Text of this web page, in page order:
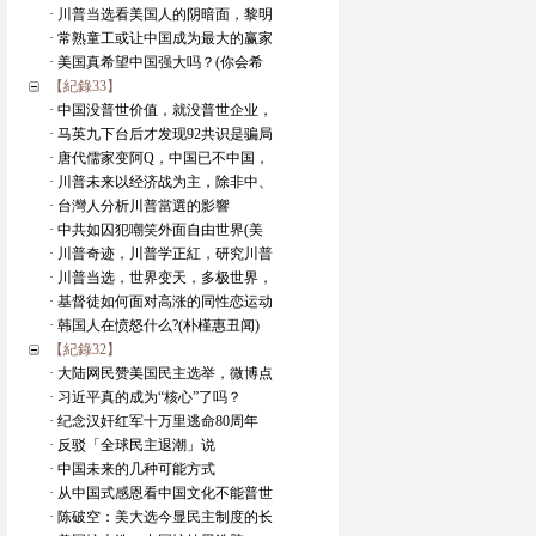
· 川普当选看美国人的阴暗面，黎明
· 常熟童工或让中国成为最大的赢家
· 美国真希望中国强大吗？(你会希
【紀錄33】
· 中国没普世价值，就没普世企业，
· 马英九下台后才发现92共识是骗局
· 唐代儒家变阿Q，中国已不中国，
· 川普未来以经济战为主，除非中、
· 台灣人分析川普當選的影響
· 中共如囚犯嘲笑外面自由世界(美
· 川普奇迹，川普学正紅，研究川普
· 川普当选，世界变天，多极世界，
· 基督徒如何面对高涨的同性恋运动
· 韩国人在愤怒什么?(朴槿惠丑闻)
【紀錄32】
· 大陆网民赞美国民主选举，微博点
· 习近平真的成为“核心”了吗？
· 纪念汉奸红军十万里逃命80周年
· 反驳「全球民主退潮」说
· 中国未来的几种可能方式
· 从中国式感恩看中国文化不能普世
· 陈破空：美大选今显民主制度的长